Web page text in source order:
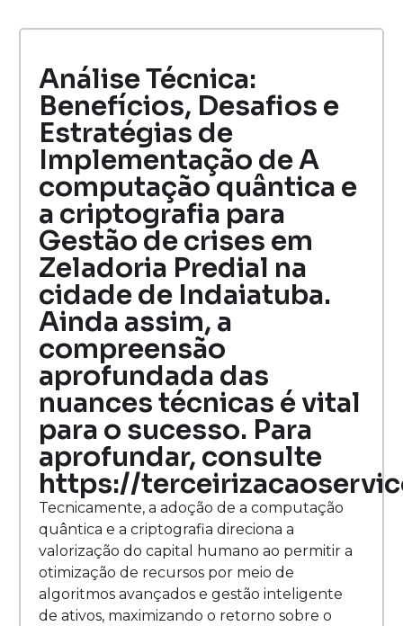
Análise Técnica:
Benefícios, Desafios e
Estratégias de
Implementação de A
computação quântica e
a criptografia para
Gestão de crises em
Zeladoria Predial na
cidade de Indaiatuba.
Ainda assim, a
compreensão
aprofundada das
nuances técnicas é vital
para o sucesso. Para
aprofundar, consulte
https://
Tecnicamente, a adoção de a computação
quântica e a criptografia direciona a
valorização do capital humano ao permitir a
otimização de recursos por meio de
algoritmos avançados e gestão inteligente
de ativos, maximizando o retorno sobre o